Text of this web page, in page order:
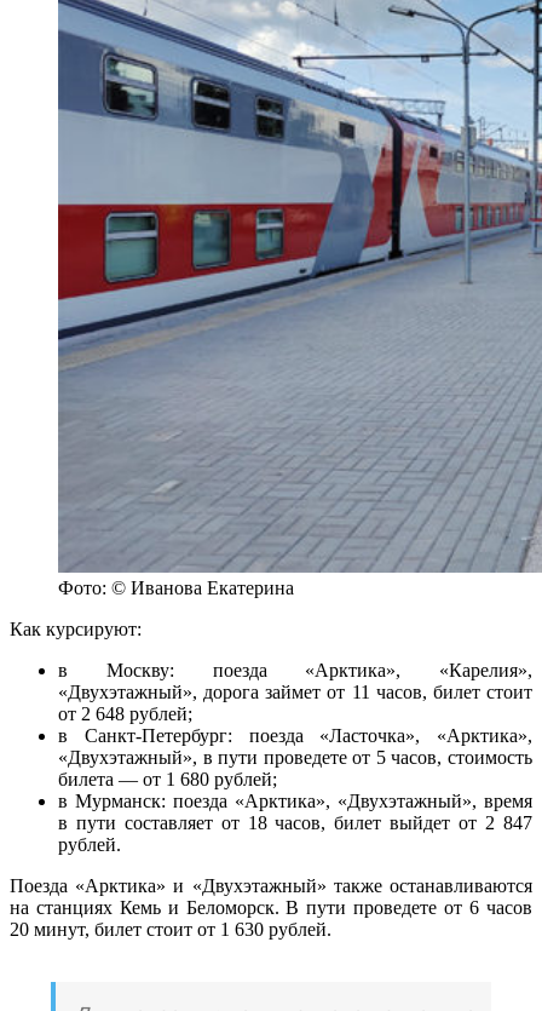
Фото: © Иванова Екатерина
Как курсируют:
в Москву: поезда «Арктика», «Карелия»,
«Двухэтажный», дорога займет от 11 часов, билет стоит
от 2 648 рублей;
в Санкт-Петербург: поезда «Ласточка», «Арктика»,
«Двухэтажный», в пути проведете от 5 часов, стоимость
билета — от 1 680 рублей;
в Мурманск: поезда «Арктика», «Двухэтажный», время
в пути составляет от 18 часов, билет выйдет от 2 847
рублей.
Поезда «Арктика» и «Двухэтажный» также останавливаются
на станциях Кемь и Беломорск. В пути проведете от 6 часов
20 минут, билет стоит от 1 630 рублей.